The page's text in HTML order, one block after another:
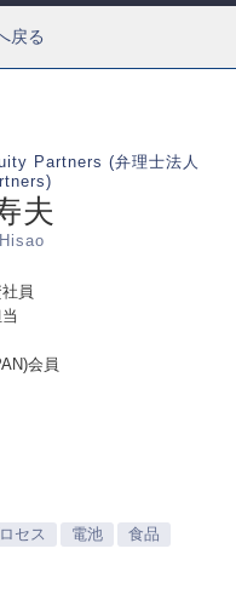
戻る
Partners (弁理士法人
夫
員
会員
セス 電池
食品